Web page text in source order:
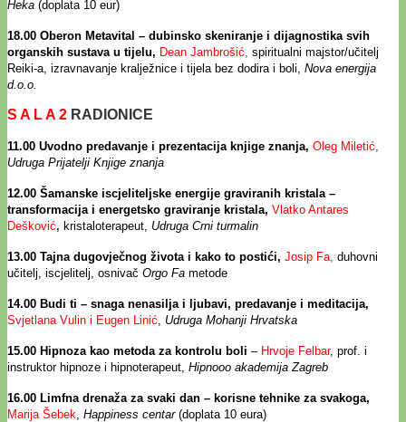
Heka (doplata 10 eur)
18.00 Oberon Metavital – dubinsko skeniranje i dijagnostika svih
organskih sustava u tijelu, Dean Jambrošić spiritualni majstor/učitelj
Reiki-a, izravnavanje kralježnice i tijela bez dodira i boli, Nova energija
d.o.o.
S A L A 2 RADIONICE
11.00 Uvodno predavanje i prezentacija knjige znanja, Oleg Miletić
Udruga Prijatelji Knjige znanja
12.00 Šamanske iscjeliteljske energije graviranih kristala –
transformacija i energetsko graviranje kristala, Vlatko Antares
Dešković, kristaloterapeut, Udruga Crni turmalin
13.00 Tajna dugovječnog života i kako to postići, Josip Fa, duhovni
učitelj, iscjelitelj, osnivač Orgo Fa metode
14.00 Budi ti – snaga nenasilja i ljubavi, predavanje i meditacija,
Svjetlana Vulin i Eugen Linić
Udruga Mohanji Hrvatska
15.00 Hipnoza kao metoda za kontrolu boli – Hrvoje Felbar, prof. i
instruktor hipnoze i hipnoterapeut, Hipnooo akademija Zagreb
16.00 Limfna drenaža za svaki dan – korisne tehnike za svakoga,
Marija Šebek Happiness centar(doplata 10 eura)